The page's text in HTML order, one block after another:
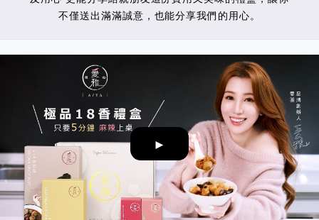
不僅送出滿滿誠意，也能分享我們的用心。
►